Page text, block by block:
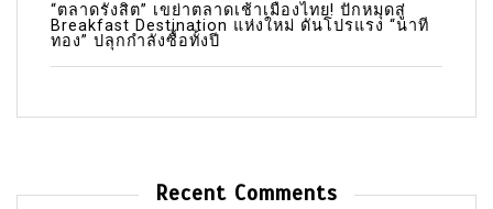
“ตลาดรังสิต” เขย่าตลาดเช้าเมืองไทย! ปักหมุดสู่
Breakfast Destination แห่งใหม่ ดันโปรแรง “นาที
ทอง” ปลุกกำลังซื้อทั้งปี
Recent Comments